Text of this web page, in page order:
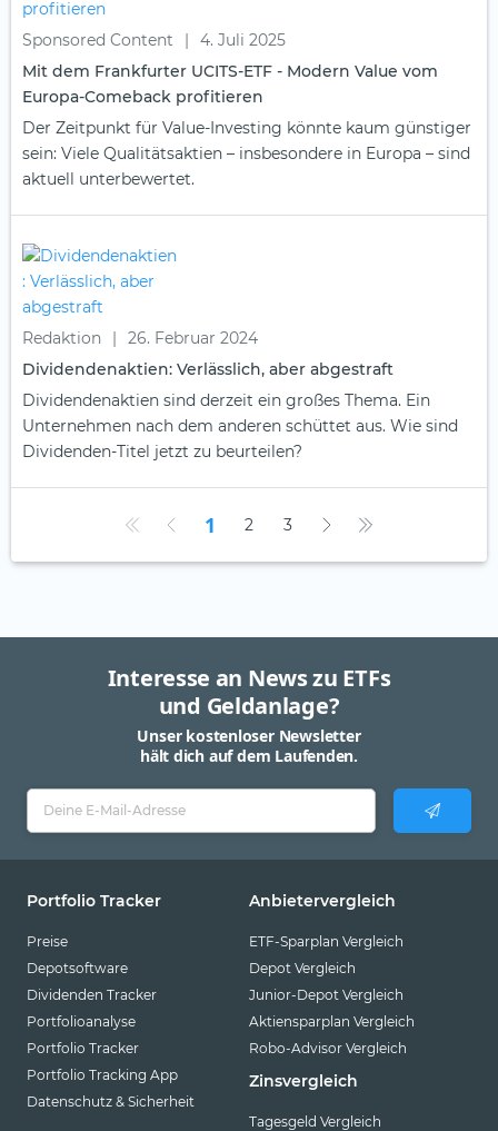
Sponsored Content |
4. Juli 2025
Mit dem Frankfurter UCITS-ETF - Modern Value vom
Europa-Comeback profitieren
Der Zeitpunkt für Value-Investing könnte kaum günstiger
sein: Viele Qualitätsaktien – insbesondere in Europa – sind
aktuell unterbewertet.
Redaktion |
26. Februar 2024
Dividendenaktien: Verlässlich, aber abgestraft
Dividendenaktien sind derzeit ein großes Thema. Ein
Unternehmen nach dem anderen schüttet aus. Wie sind
Dividenden-Titel jetzt zu beurteilen?
1 2 3
Interesse an News zu ETFs
und Geldanlage?
Unser kostenloser Newsletter
hält dich auf dem Laufenden.
Portfolio Tracker
Preise
Depotsoftware
Dividenden Tracker
Portfolioanalyse
Portfolio Tracker
Portfolio Tracking App
Datenschutz & Sicherheit
Anbietervergleich
ETF-Sparplan Vergleich
Depot Vergleich
Junior-Depot Vergleich
Aktiensparplan Vergleich
Robo-Advisor Vergleich
Zinsvergleich
Tagesgeld Vergleich